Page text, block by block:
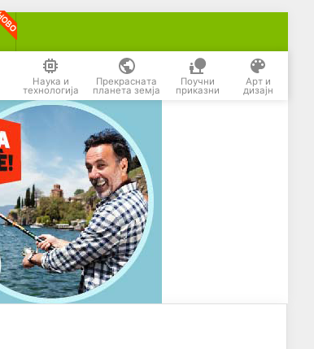
Наука и
технологија
Прекрасната
планета земја
Поучни
приказни
Арт и
дизајн